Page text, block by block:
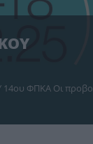
14ου ΦΠΚΑ Οι